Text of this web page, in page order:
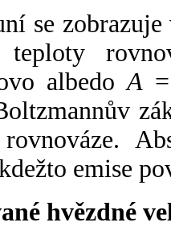
se
albedoA
rovnováze.
emise
hvězdné